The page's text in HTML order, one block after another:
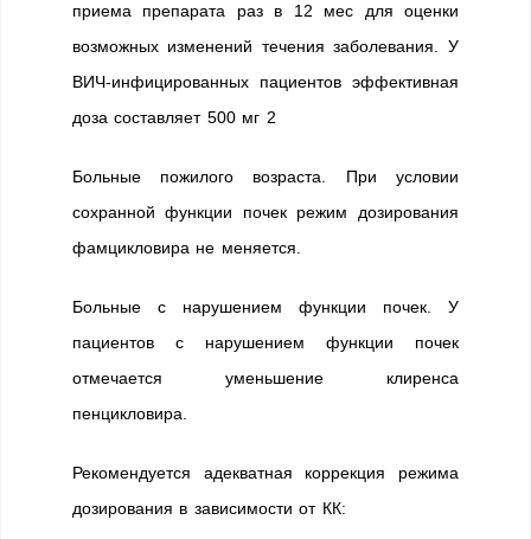
приема препарата раз в 12 мес для оценки
возможных изменений течения заболевания. У
ВИЧ-инфицированных пациентов эффективная
доза составляет 500 мг 2
Больные пожилого возраста. При условии
сохранной функции почек режим дозирования
фамцикловира не меняется.
Больные с нарушением функции почек. У
пациентов с нарушением функции почек
отмечается уменьшение клиренса
пенцикловира.
Рекомендуется адекватная коррекция режима
дозирования в зависимости от КК: